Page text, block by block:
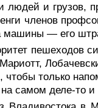
людей и грузов,
членов
машины — его
пешеходов
только
на самом деле-то